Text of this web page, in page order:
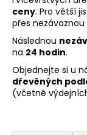
ceny. Pro větší
přes
Následnou
na 24 hodin.
Objednejte si u
dřevěných
(včetně
Ř
ř
e
b
u
j
e
t